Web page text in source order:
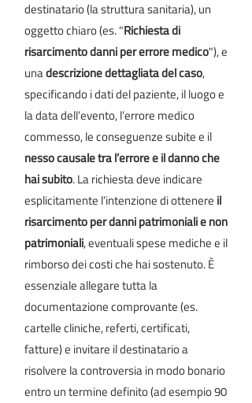
destinatario (la struttura sanitaria), un
oggetto chiaro (es. "Richiesta di
risarcimento danni per errore medico"), e
unadescrizione dettagliata del caso,
specificando i dati del paziente, il luogo e
la data dell’evento, l’errore medico
commesso, le conseguenze subite e il
nesso causale tra l’errore e il danno che
hai subito. La richiesta deve indicare
esplicitamente l’intenzione di ottenere il
risarcimento per danni patrimoniali e non
patrimoniali, eventuali spese mediche e il
rimborso dei costi che hai sostenuto. È
essenziale allegare tutta la
documentazione comprovante (es.
cartelle cliniche, referti, certificati,
fatture) e invitare il destinatario a
risolvere la controversia in modo bonario
entro un termine definito (ad esempio 90